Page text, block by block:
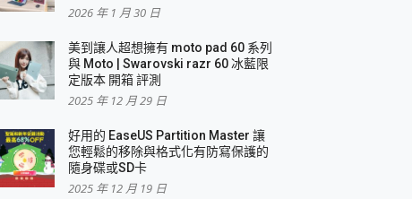
2026 年 1 月 30 日
美到讓人超想擁有 moto pad 60 系列
與 Moto | Swarovski razr 60 冰藍限
定版本 開箱 評測
2025 年 12 月 29 日
好用的 EaseUS Partition Master 讓
您輕鬆的移除與格式化有防寫保護的
隨身碟或SD卡
2025 年 12 月 19 日